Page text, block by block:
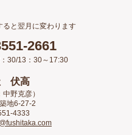
ると翌月に変わります
2661
30/13：30～17:30
伏高
中野克彦）
地6-27-2
4333